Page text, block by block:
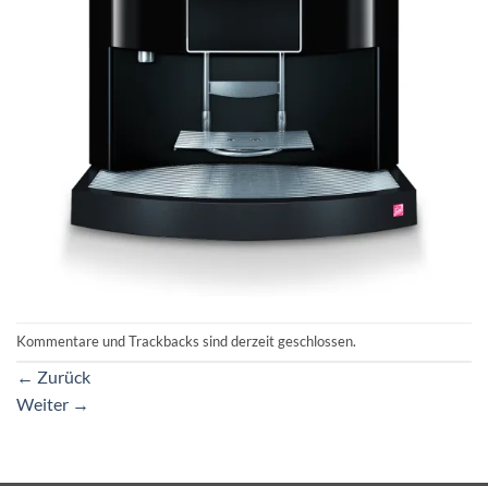
Kommentare und Trackbacks sind derzeit geschlossen.
← Zurück
Weiter →